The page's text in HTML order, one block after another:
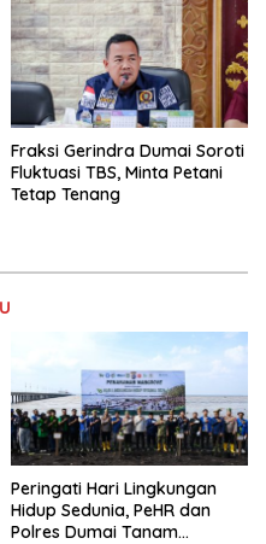
Fraksi Gerindra Dumai Soroti
Fluktuasi TBS, Minta Petani
Tetap Tenang
Peringati Hari Lingkungan
Hidup Sedunia, PeHR dan
Polres Dumai Tanam